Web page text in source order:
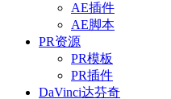
AE插件
AE脚本
PR资源
PR模板
PR插件
DaVinci达芬奇